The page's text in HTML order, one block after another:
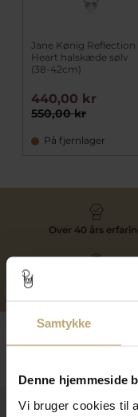
Samtykke
Denne hjemmeside
Vi bruger cookies til
Jane Kønig Reflection
Heart halskæde sølv
(38-42cm)
550,00 kr
440,00 kr
På fjernlager
Over 40 års